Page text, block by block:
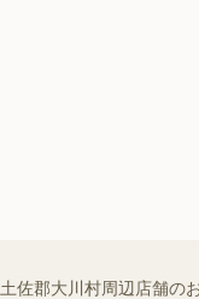
佐郡大川村周辺店舗の